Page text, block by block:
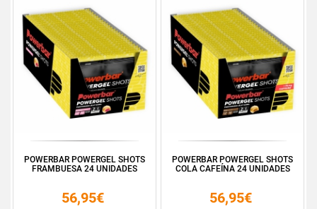
POWERBAR POWERGEL SHOTS
FRAMBUESA 24 UNIDADES
56,95€
POWERBAR POWERGEL SHOTS
COLA CAFEÍNA 24 UNIDADES
56,95€